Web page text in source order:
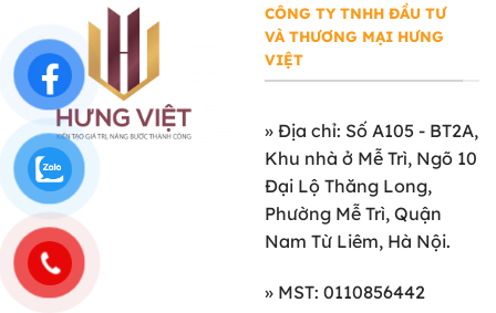
CÔNG TY TNHH ĐẦU TƯ
VÀ THƯƠNG MẠI HƯNG
VIỆT
» Địa chỉ: Số A105 - BT2A,
Khu nhà ở Mễ Trì, Ngõ 10
Đại Lộ Thăng Long,
Phường Mễ Trì, Quận
Nam Từ Liêm, Hà Nội.
» MST: 0110856442